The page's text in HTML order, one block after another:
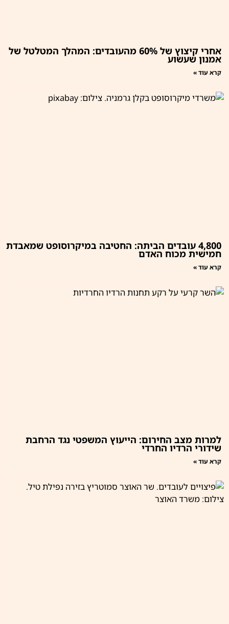
אחרי קיצוץ של 60% מהעובדים: המהלך המטלטל של
אמנון שעשוע
קרא עוד »
4,800 עובדים הביתה: החטיבה במיקרוסופט שמאבדת
חמישית מכוח האדם
קרא עוד »
למרות מצב החירום: הייעוץ המשפטי נגד הרחבת
שידורי הרדיו החרדי
קרא עוד »